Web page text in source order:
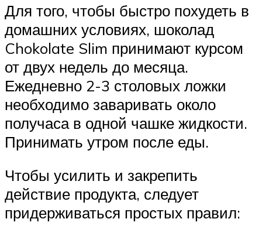
Для того, чтобы быстро похудеть в
домашних условиях, шоколад
Chokolate Slim принимают курсом
от двух недель до месяца.
Ежедневно 2-3 столовых ложки
необходимо заваривать около
получаса в одной чашке жидкости.
Принимать утром после еды.
Чтобы усилить и закрепить
действие продукта, следует
придерживаться простых правил: